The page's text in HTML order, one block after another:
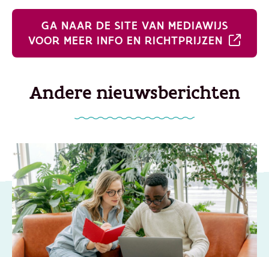
GA NAAR DE SITE VAN MEDIAWIJS
VOOR MEER INFO EN RICHTPRIJZEN
Andere nieuwsberichten